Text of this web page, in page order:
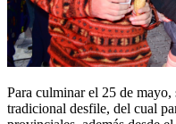
Para culminar el 25 de mayo,
tradicional desfile, del cual